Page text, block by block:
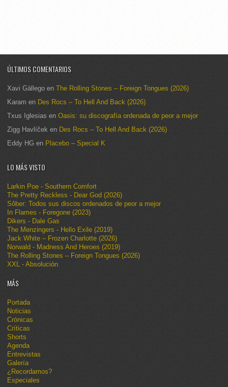
ÚLTIMOS COMENTARIOS
Xavi Gàllego en The Rolling Stones – Foreign Tongues (2026)
Karam en Des Rocs – To Hell And Back (2026)
Txus Iglesias en Oasis: su discografía ordenada de peor a mejor
Zigg Havlíček en Des Rocs – To Hell And Back (2026)
Eddy HG en Placebo – Special K
LO MÁS VISTO
Larkin Poe - Southern Comfort
The Pretty Reckless - Dear God (2026)
Sôber: Todos sus discos ordenados de peor a mejor
In Flames - Foregone (2023)
Dikers - Dale Gas
The Menzingers - Hello Exile (2019)
Jack White – Frozen Charlotte (2026)
Norwald - Madness And Heroes (2019)
The Rolling Stones – Foreign Tongues (2026)
XXL - Absolución
MÁS
Portada
Noticias
Crónicas
Críticas
Shorts
Agenda
Entrevistas
Galería
¿Recordamos?
Especiales